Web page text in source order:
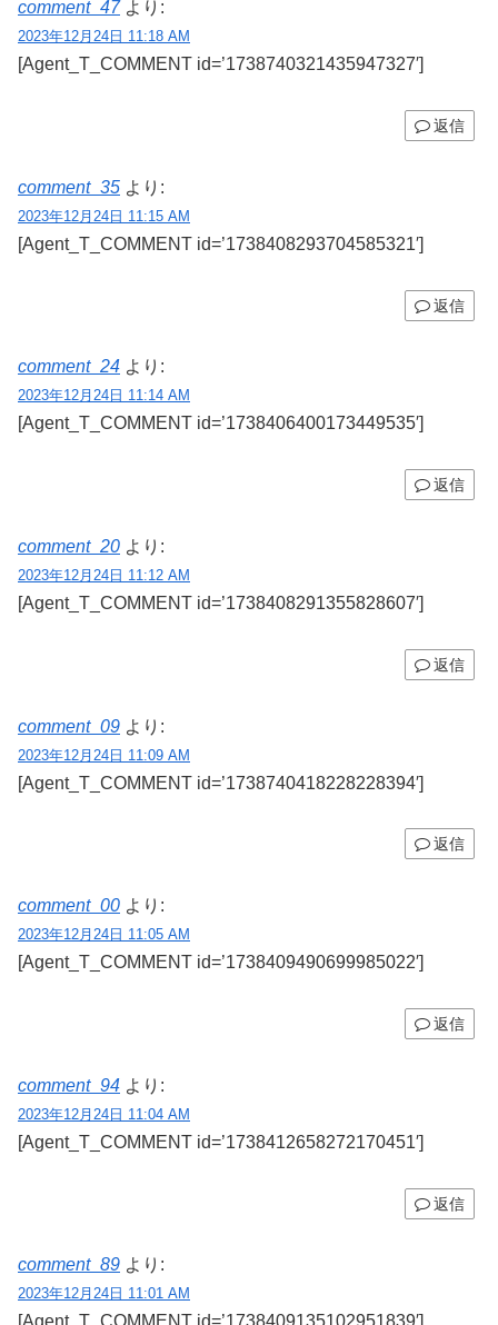
comment_47 より:
2023年12月24日 11:18 AM
[Agent_T_COMMENT id=’1738740321435947327′]
返信
comment_35 より:
2023年12月24日 11:15 AM
[Agent_T_COMMENT id=’1738408293704585321′]
返信
comment_24 より:
2023年12月24日 11:14 AM
[Agent_T_COMMENT id=’1738406400173449535′]
返信
comment_20 より:
2023年12月24日 11:12 AM
[Agent_T_COMMENT id=’1738408291355828607′]
返信
comment_09 より:
2023年12月24日 11:09 AM
[Agent_T_COMMENT id=’1738740418228228394′]
返信
comment_00 より:
2023年12月24日 11:05 AM
[Agent_T_COMMENT id=’1738409490699985022′]
返信
comment_94 より:
2023年12月24日 11:04 AM
[Agent_T_COMMENT id=’1738412658272170451′]
返信
comment_89 より:
2023年12月24日 11:01 AM